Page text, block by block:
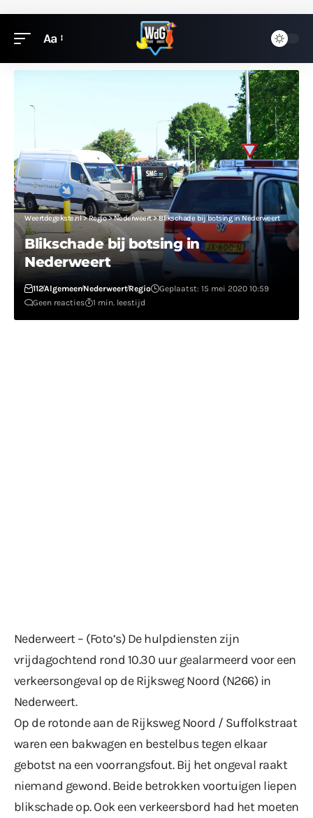
Aa
Weertdegekste.nl>Regio>Nederweert>Blikschade bij botsing in Nederweert
Blikschade bij botsing in
Nederweert
112AlgemeenNederweertRegio
Geplaatst: 15 mei 2020 10:59
Geen reacties
1 min. leestijd
Nederweert – (Foto’s) De hulpdiensten zijn
vrijdagochtend rond 10.30 uur gealarmeerd voor een
verkeersongeval op de Rijksweg Noord (N266) in
Nederweert.
Op de rotonde aan de Rijksweg Noord / Suffolkstraat
waren een bakwagen en bestelbus tegen elkaar
gebotst na een voorrangsfout. Bij het ongeval raakt
niemand gewond. Beide betrokken voortuigen liepen
blikschade op. Ook een verkeersbord had het moeten